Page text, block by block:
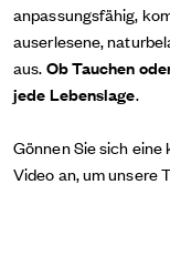
anpassungsfähig,
auserlesene,
aus.Ob Tauchen
jede Lebenslage.
Gönnen Sie sich eine
Video an, um unsere